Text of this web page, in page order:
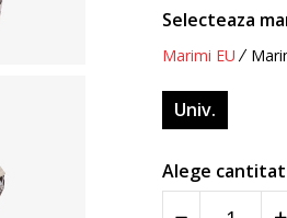
Selecteaza
Marimi EU
Univ.
Alege